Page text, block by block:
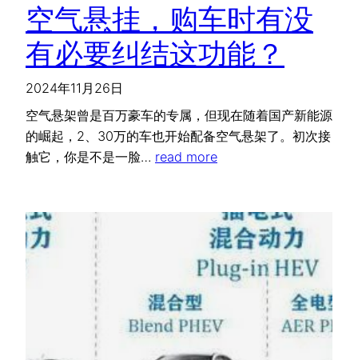
空气悬挂，购车时有没
有必要纠结这功能？
2024年11月26日
空气悬架曾是百万豪车的专属，但现在随着国产新能源
的崛起，2、30万的车也开始配备空气悬架了。初次接
触它，你是不是一脸… read more